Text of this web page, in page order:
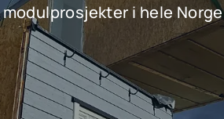
i hele Norge